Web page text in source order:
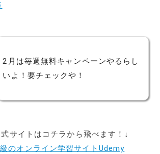
2月は毎週無料キャンペーンやるらし
いよ！要チェックや！
サイトはコチラから飛べます！↓
のオンライン学習サイトUdemy